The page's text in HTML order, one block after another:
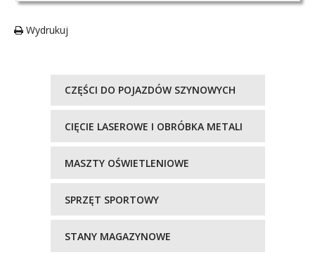
Wydrukuj
CZĘŚCI DO POJAZDÓW SZYNOWYCH
CIĘCIE LASEROWE I OBRÓBKA METALI
MASZTY OŚWIETLENIOWE
SPRZĘT SPORTOWY
STANY MAGAZYNOWE